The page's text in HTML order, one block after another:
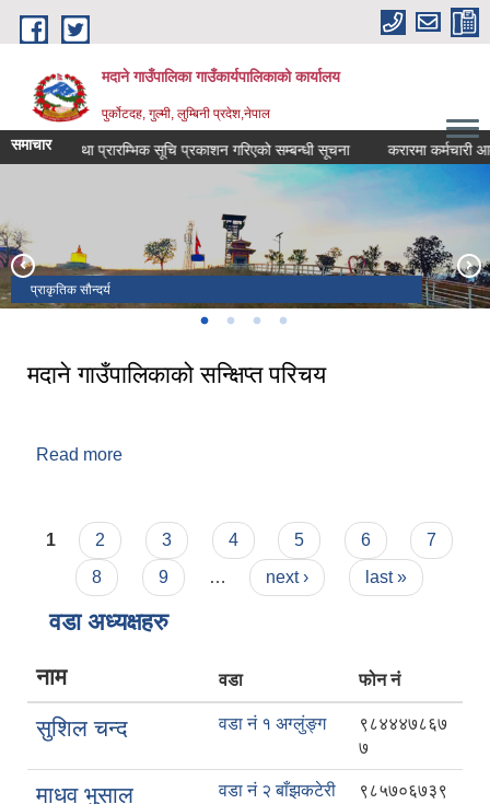
Skip to main content
मदाने गाउँपालिका गाउँकार्यपालिकाको कार्यालय
पुर्कोटदह, गुल्मी, लुम्बिनी प्रदेश,नेपाल
समाचार
मिति तथा प्रारम्भिक सूचि प्रकाशन गरिएको सम्बन्धी सूचना करारमा कर्मचारी
प्राकृतिक सौन्दर्य
सुभ बिहानी संगै मदाने गाउँपालिका
मदानेको शान 'मदाने लेक'
प्राकृतिक सौन्दर्य भरिपुर्ण छ मदाने
मदाने गाउँपालिकाको सन्क्षिप्त परिचय
Read more
Pages
1 2 3 4 5 6
7
8
9 … next › last »
वडा अध्यक्षहरु
नाम वडा फोन नं
सुशिल चन्द वडा नं १ अग्लुंङ्ग
९८४४४७८६७
७
माधव भुसाल वडा नं २ बाँझकटेरी
९८५७०६७३९